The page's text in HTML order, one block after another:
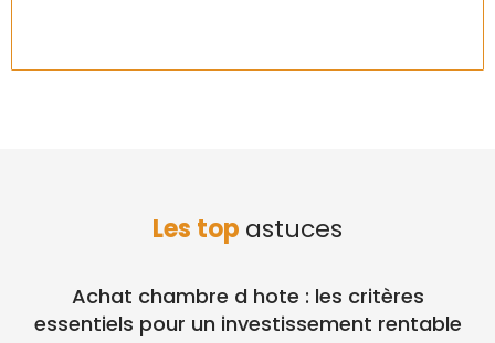
Les top astuces
Achat chambre d hote : les critères
essentiels pour un investissement rentable